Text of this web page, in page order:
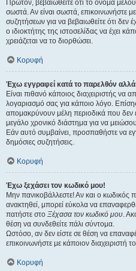
Πρώτον, βεβαιωθείτε ότι το όνομα
σωστά. Αν είναι σωστά, επικοινωνήστε
συζητήσεων για να βεβαιωθείτε ότι δεν
ο ιδιοκτήτης της ιστοσελίδας να έχει
χρειάζεται να το διορθώσει.
Κορυφή
Έχω εγγραφεί κατά το παρελθόν
Είναι πιθανό κάποιος διαχειριστής να
λογαριασμό σας για κάποιο λόγο.
απομακρύνουν μέλη περιοδικά που δεν
μεγάλο χρονικό διάστημα για να
Εάν αυτό συμβαίνει, προσπαθήστε να
δημόσιες συζητήσεις.
Κορυφή
Έχω ξεχάσει τον κωδικό μου!
Μην πανικοβάλλεστε! Αν και ο κωδικός
ανακτηθεί, μπορεί εύκολα να
πατήστε στο Ξέχασα τον κωδικό μου.
θέση να συνδεθείτε πάλι σύντομα.
Ωστόσο, αν δεν είστε σε θέση να
επικοινωνήστε με κάποιον διαχειριστή
Κορυφή